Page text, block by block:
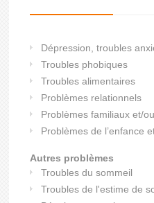
Dépression, troubles
Troubles phobiques
Troubles alimentaires
Problèmes relationnels
Problèmes familiaux et/
Problèmes de l’enfance
Autres problèmes
Troubles du sommeil
Troubles de l'estime de